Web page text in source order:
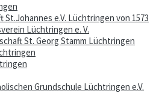
e.V. Lüchtringen von 1573
Lüchtringen e. V.
St. Georg Stamm Lüchtringen
Grundschule Lüchtringen e.V.